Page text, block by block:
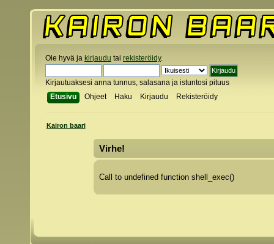
Ole hyvä ja kirjaudu tai rekisteröidy.
Kirjautuaksesi anna tunnus, salasana ja istuntosi pituus
Etusivu
Ohjeet Haku Kirjaudu Rekisteröidy
Kairon baari
Virhe!
Call to undefined function shell_exec()